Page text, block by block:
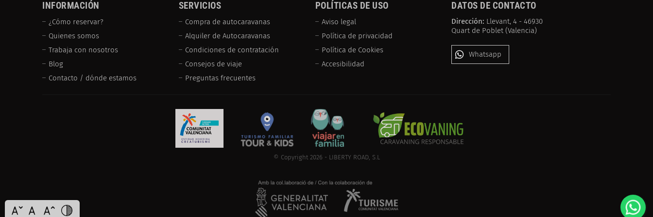
INFORMACIÓN
¿Cómo reservar?
Quienes somos
Trabaja con nosotros
Blog
Contacto / dónde estamos
SERVICIOS
Compra de autocaravanas
Alquiler de Autocaravanas
Condiciones de contratación
Consejos de viaje
Preguntas frecuentes
POLÍTICAS DE USO
Aviso legal
Política de privacidad
Política de Cookies
Accesibilidad
DATOS DE CONTACTO
Dirección: Llevant, 4 - 46930
Quart de Poblet (Valencia)
Whatsapp
© Copyright 2026 - LIBERTY ROAD, S.L